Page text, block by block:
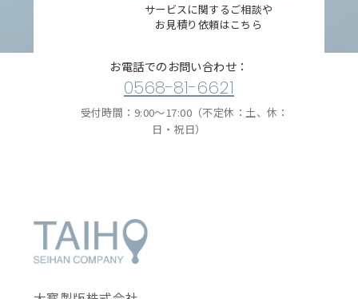
サービスに関するご相談や
お見積り依頼はこちら
お電話でのお問い合わせ：
0568-81-6621
受付時間：9:00〜17:00（不定休：土、休：
日・祝日）